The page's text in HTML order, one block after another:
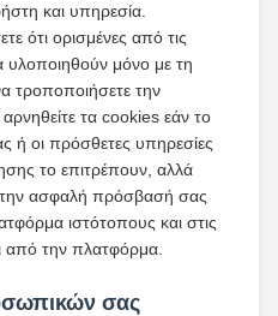
και υπηρεσία.
ότι ορισμένες από τις
μόνο με τη
τροποποιήσετε την
τα cookies εάν το
ή οι πρόσθετες υπηρεσίες
το επιτρέπουν, αλλά
την ασφαλή πρόσβασή σας
ιστότοπους και στις
από την πλατφόρμα.
σας